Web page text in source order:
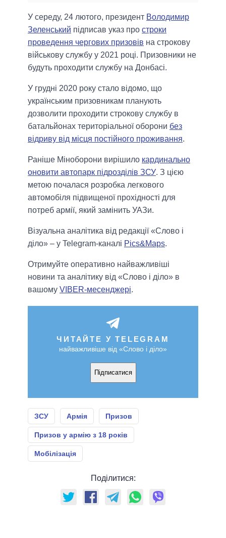
У середу, 24 лютого, президент Володимир
Зеленський підписав указ про строки
проведення чергових призовів на строкову
військову службу у 2021 році. Призовники не
будуть проходити службу на Донбасі.
У грудні 2020 року стало відомо, що
українським призовникам планують
дозволити проходити строкову службу в
батальйонах територіальної оборони без
відриву від місця постійного проживання.
Раніше Міноборони вирішило кардинально
оновити автопарк підрозділів ЗСУ. З цією
метою почалася розробка легкового
автомобіля підвищеної прохідності для
потреб армії, який замінить УАЗи.
Візуальна аналітика від редакції «Слово і
діло» – у Telegram-каналі Pics&Maps.
Отримуйте оперативно найважливіші
новини та аналітику від «Слово і діло» в
вашому VIBER-месенджері.
ЧИТАЙТЕ У TELEGRAM
найважливіше від «Слово і діло»
Підписатися
ЗСУ Армія Призов
Призов у армію з 18 років
Мобілізація
Поділитися: